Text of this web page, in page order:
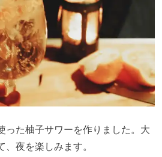
った柚子サワーを作りました。大
夜を楽しみます。